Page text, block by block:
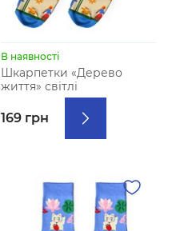
В наявності
Шкарпетки «Дерево
життя» світлі
169 грн